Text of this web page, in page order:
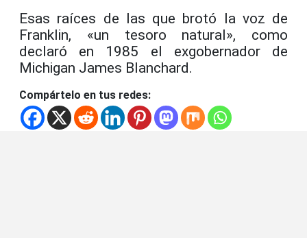
Esas raíces de las que brotó la voz de
Franklin, «un tesoro natural», como
declaró en 1985 el exgobernador de
Michigan James Blanchard.
Compártelo en tus redes: